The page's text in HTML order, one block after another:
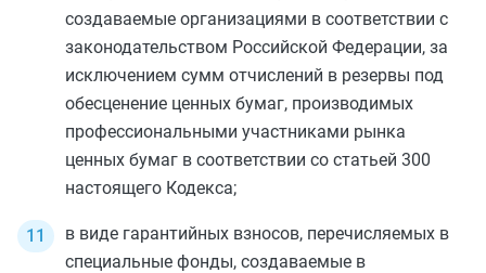
создаваемые организациями в соответствии с
законодательством Российской Федерации, за
исключением сумм отчислений в резервы под
обесценение ценных бумаг, производимых
профессиональными участниками рынка
ценных бумаг в соответствии со статьей 300
настоящего Кодекса;
в виде гарантийных взносов, перечисляемых в
специальные фонды, создаваемые в